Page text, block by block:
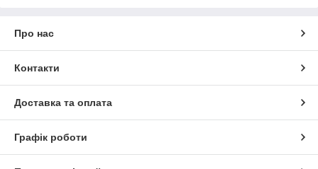
Про нас
Контакти
Доставка та оплата
Графік роботи